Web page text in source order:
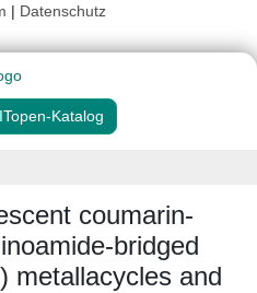
| Datenschutz
Katalog
coumarin-
bridged
metallacycles and